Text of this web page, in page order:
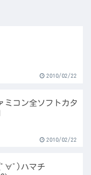
2010/02/22
ミコン全ソフトカタ
2010/02/22
∀ﾟ)ハマチ